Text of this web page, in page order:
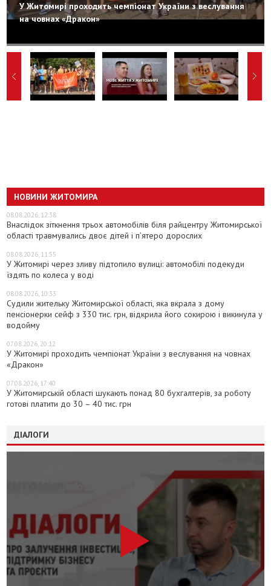
У Житомирі проходить чемпіонат України з веслування
на човнах «Дракон»
НОВИНИ ЖИТОМИРА
08.08.2026, 12:38
Внаслідок зіткнення трьох автомобілів біля райцентру Житомирської
області травмувались двоє дітей і пʼятеро дорослих
08.08.2026, 11:55
У Житомирі через зливу підтопило вулиці: автомобілі подекуди
їздять по колеса у воді
08.08.2026, 10:33
Судили жительку Житомирської області, яка вкрала з дому
пенсіонерки сейф з 330 тис. грн, відкрила його сокирою і викинула у
водойму
07.08.2026, 20:12
У Житомирі проходить чемпіонат України з веслування на човнах
«Дракон»
07.08.2026, 17:40
У Житомирській області шукають понад 80 бухгалтерів, за роботу
готові платити до 30 – 40 тис. грн
ДІАЛОГИ